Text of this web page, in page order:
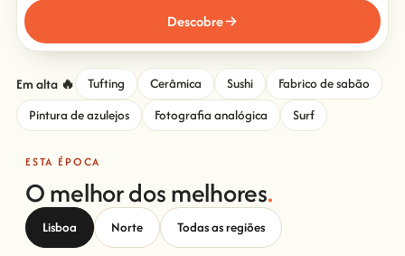
Descobre
Em alta 🔥 Tufting Cerâmica Sushi
Fabrico de sabão
Pintura de azulejos
Fotografia analógica Surf
ESTA ÉPOCA
O melhor dos melhores.
Lisboa Norte Todas as regiões